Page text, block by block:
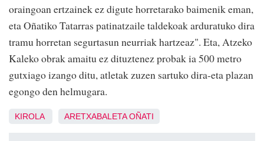
oraingoan ertzainek ez digute horretarako baimenik eman,
eta Oñatiko Tatarras patinatzaile taldekoak arduratuko dira
tramu horretan segurtasun neurriak hartzeaz". Eta, Atzeko
Kaleko obrak amaitu ez dituztenez probak ia 500 metro
gutxiago izango ditu, atletak zuzen sartuko dira-eta plazan
egongo den helmugara.
KIROLA ARETXABALETA OÑATI